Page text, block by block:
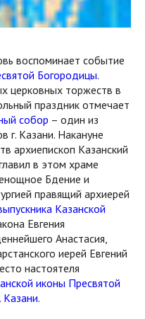
воспоминает событие
Богородицы.
церковных торжеств в
праздник отмечает
собор – один из
г. Казани. Накануне
архиепископ Казанский
в этом храме
Бдение и
правящий архиерей
Казанской
Евгения
Анастасия,
иерей Евгений
настоятеля
иконы Пресвятой
.